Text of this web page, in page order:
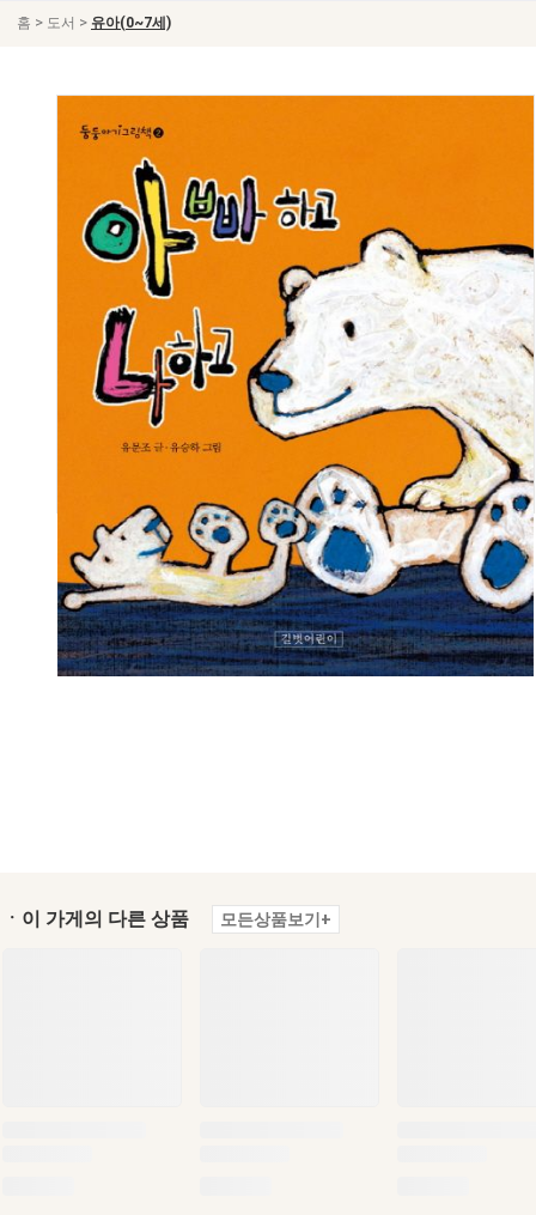
홈 > 도서 > 유아(0~7세)
ㆍ이 가게의 다른 상품 모든상품보기+